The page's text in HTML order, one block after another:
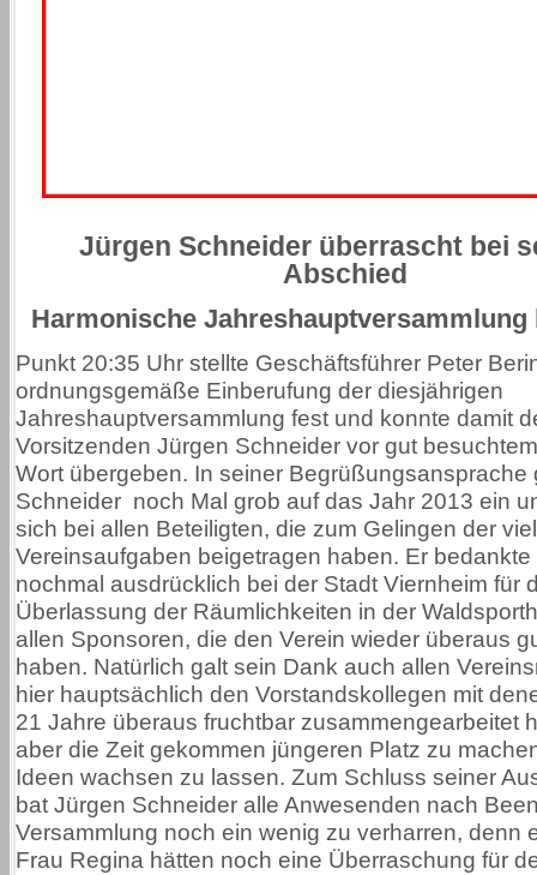
Jürgen Schneider überrascht bei
Abschied
Harmonische Jahreshauptversammlung
Punkt 20:35 Uhr stellte Geschäftsführer Peter
ordnungsgemäße Einberufung der diesjährigen
Jahreshauptversammlung fest und konnte damit
Vorsitzenden Jürgen Schneider vor gut
Wort übergeben. In seiner Begrüßungsansprache
Schneider noch Mal grob auf das Jahr 2013 ein
sich bei allen Beteiligten, die zum Gelingen der
Vereinsaufgaben beigetragen haben. Er
nochmal ausdrücklich bei der Stadt Viernheim für
Überlassung der Räumlichkeiten in der
allen Sponsoren, die den Verein wieder überaus
haben. Natürlich galt sein Dank auch allen
hier hauptsächlich den Vorstandskollegen mit
21 Jahre überaus fruchtbar zusammengearbeitet
aber die Zeit gekommen jüngeren Platz zu
Ideen wachsen zu lassen. Zum Schluss seiner
bat Jürgen Schneider alle Anwesenden nach
Versammlung noch ein wenig zu verharren, denn
Frau Regina hätten noch eine Überraschung für